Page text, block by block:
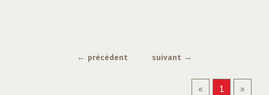
← précédent suivant →
« 1 »